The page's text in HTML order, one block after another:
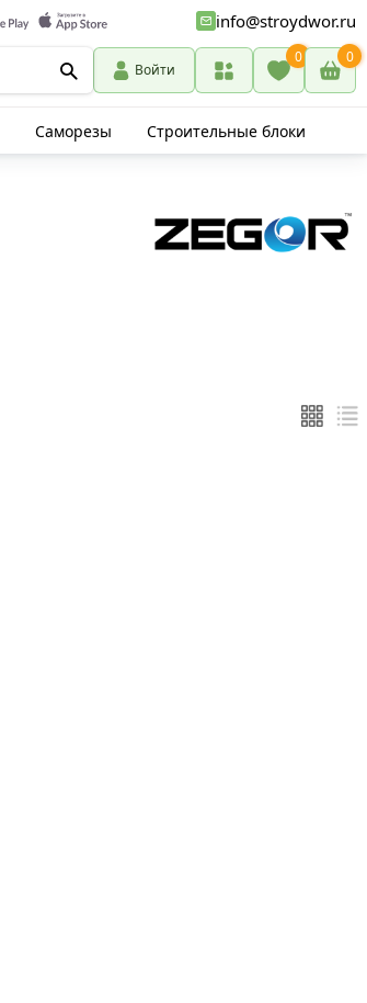
info@stroydwor.ru
Войти
0 0
Саморезы Строительные блоки